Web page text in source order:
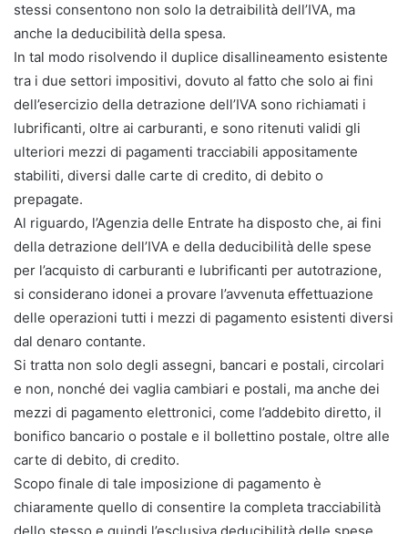
stessi consentono non solo la detraibilità dell’IVA, ma
anche la deducibilità della spesa.
In tal modo risolvendo il duplice disallineamento esistente
tra i due settori impositivi, dovuto al fatto che solo ai fini
dell’esercizio della detrazione dell’IVA sono richiamati i
lubrificanti, oltre ai carburanti, e sono ritenuti validi gli
ulteriori mezzi di pagamenti tracciabili appositamente
stabiliti, diversi dalle carte di credito, di debito o
prepagate.
Al riguardo, l’Agenzia delle Entrate ha disposto che, ai fini
della detrazione dell’IVA e della deducibilità delle spese
per l’acquisto di carburanti e lubrificanti per autotrazione,
si considerano idonei a provare l’avvenuta effettuazione
delle operazioni tutti i mezzi di pagamento esistenti diversi
dal denaro contante.
Si tratta non solo degli assegni, bancari e postali, circolari
e non, nonché dei vaglia cambiari e postali, ma anche dei
mezzi di pagamento elettronici, come l’addebito diretto, il
bonifico bancario o postale e il bollettino postale, oltre alle
carte di debito, di credito.
Scopo finale di tale imposizione di pagamento è
chiaramente quello di consentire la completa tracciabilità